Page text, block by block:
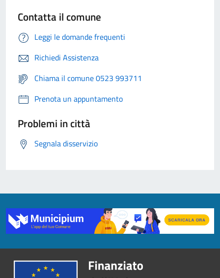
Contatta il comune
Leggi le domande frequenti
Richiedi Assistenza
Chiama il comune 0523 993711
Prenota un appuntamento
Problemi in città
Segnala disservizio